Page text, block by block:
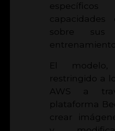
sobre
El
restringido a
AWS a
plataforma
crear